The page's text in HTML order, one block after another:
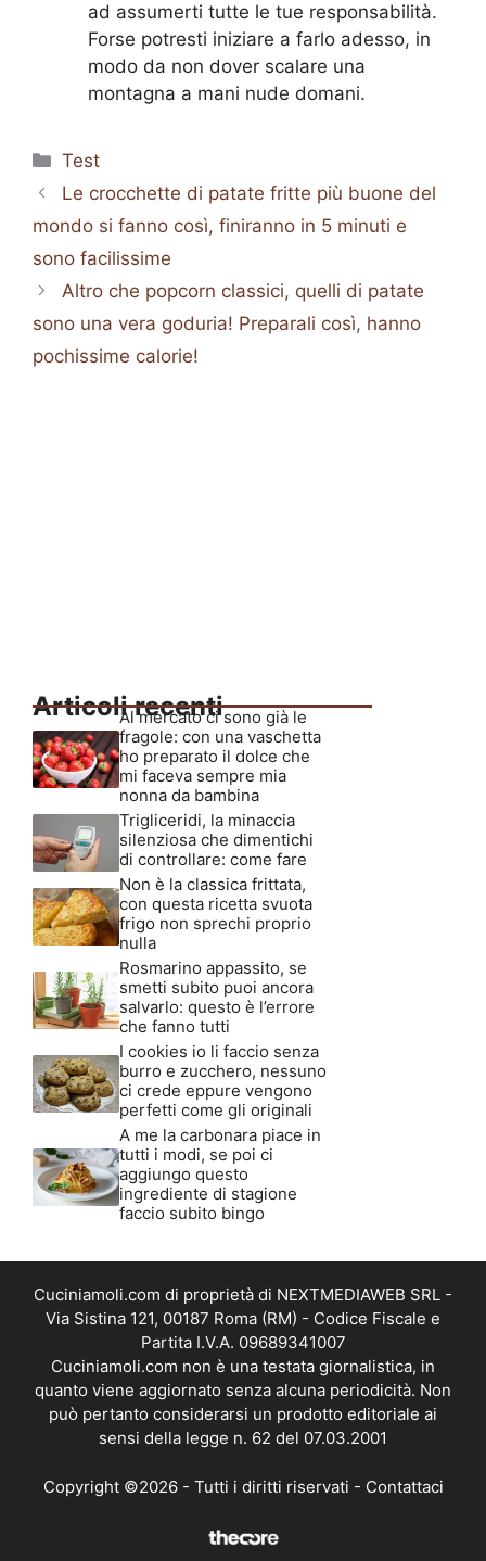
ad assumerti tutte le tue responsabilità.
Forse potresti iniziare a farlo adesso, in
modo da non dover scalare una
montagna a mani nude domani.
Categorie
Test
Le crocchette di patate fritte più buone del
mondo si fanno così, finiranno in 5 minuti e
sono facilissime
Altro che popcorn classici, quelli di patate
sono una vera goduria! Preparali così, hanno
pochissime calorie!
Articoli recenti
Al mercato ci sono già le
fragole: con una vaschetta
ho preparato il dolce che
mi faceva sempre mia
nonna da bambina
Trigliceridi, la minaccia
silenziosa che dimentichi
di controllare: come fare
Non è la classica frittata,
con questa ricetta svuota
frigo non sprechi proprio
nulla
Rosmarino appassito, se
smetti subito puoi ancora
salvarlo: questo è l’errore
che fanno tutti
I cookies io li faccio senza
burro e zucchero, nessuno
ci crede eppure vengono
perfetti come gli originali
A me la carbonara piace in
tutti i modi, se poi ci
aggiungo questo
ingrediente di stagione
faccio subito bingo
Cuciniamoli.com di proprietà di NEXTMEDIAWEB SRL -
Via Sistina 121, 00187 Roma (RM) - Codice Fiscale e
Partita I.V.A. 09689341007
Cuciniamoli.com non è una testata giornalistica, in
quanto viene aggiornato senza alcuna periodicità. Non
può pertanto considerarsi un prodotto editoriale ai
sensi della legge n. 62 del 07.03.2001
Copyright ©2026 - Tutti i diritti riservati - Contattaci